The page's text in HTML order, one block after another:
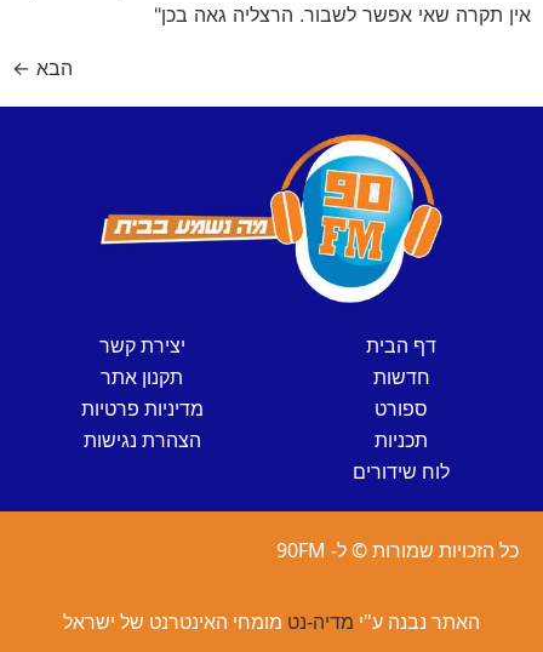
אין תקרה שאי אפשר לשבור. הרצליה גאה בכן"
הבא ←
דף הבית
חדשות
ספורט
תכניות
לוח שידורים
יצירת קשר
תקנון אתר
מדיניות פרטיות
הצהרת נגישות
כל הזכויות שמורות © ל- 90FM
האתר נבנה ע"י מדיה-נט מומחי האינטרנט של ישראל